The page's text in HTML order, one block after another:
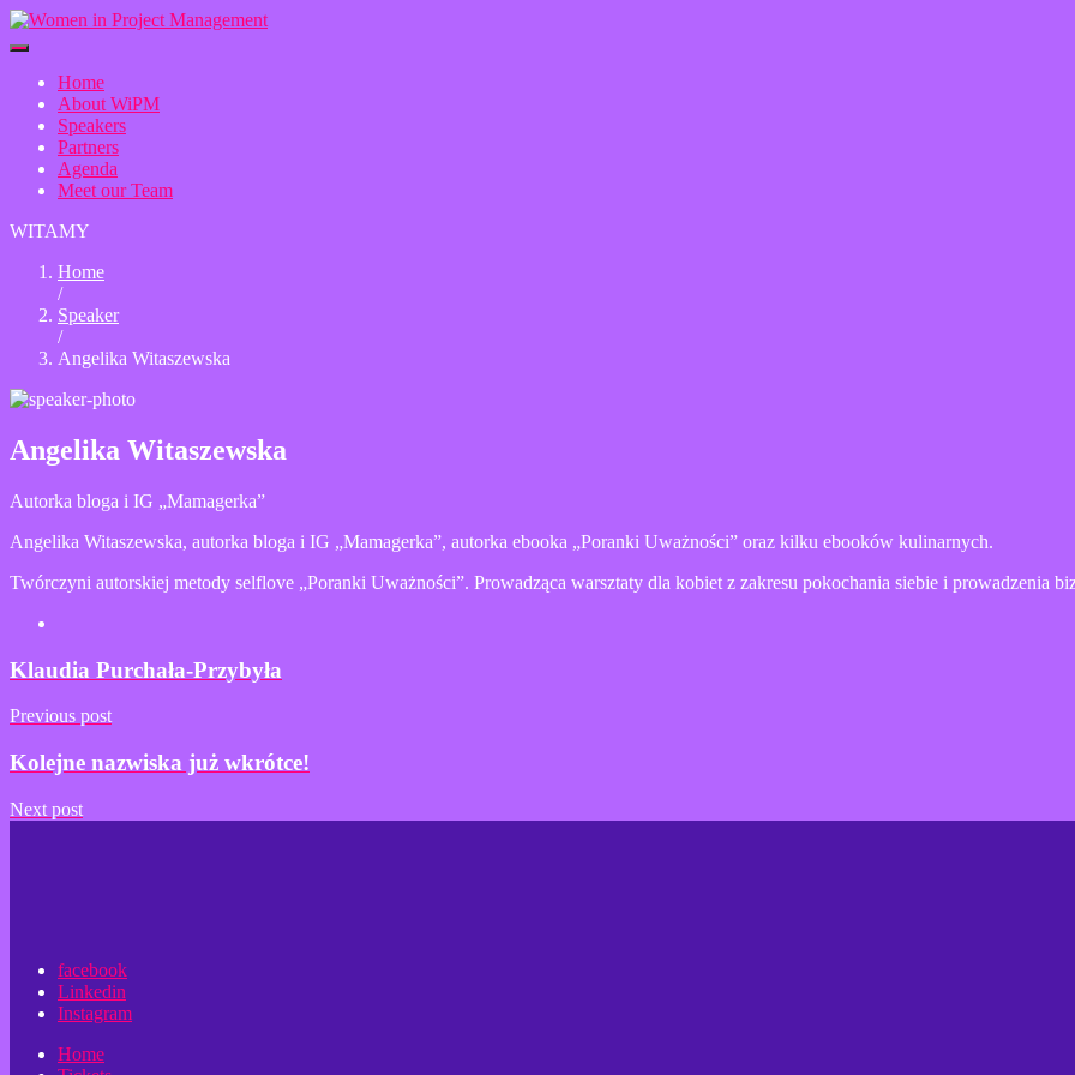
Home
About WiPM
Speakers
Partners
Agenda
Meet our Team
WITAMY
Home
/
Speaker
/
Angelika Witaszewska
Angelika Witaszewska
Autorka bloga i IG „Mamagerka”
Angelika Witaszewska, autorka bloga i IG „Mamagerka”, autorka ebooka „Poranki Uważności” oraz kilku ebooków kulinarnych.
Twórczyni autorskiej metody selflove „Poranki Uważności”. Prowadząca warsztaty dla kobiet z zakresu pokochania siebie i prowadzenia
Klaudia Purchała-Przybyła
Previous post
Kolejne nazwiska już wkrótce!
Next post
facebook
Linkedin
Instagram
Home